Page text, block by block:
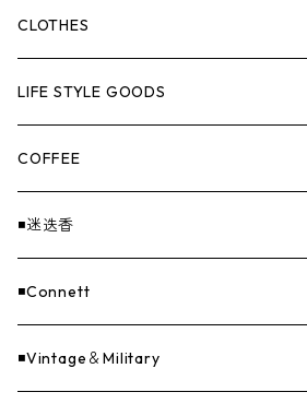
HANGBURGER（ハングバーガー）
EX-GATE（エクスゲート）
Others（その他）
COLLABORATION
UNITIUM.
THE UNFORM STORE オリジナル
ランタン＆ライト
クッカー＆カトラリー
バーナー
焚火
寝具
ファニチャー
CLOTHES
TOPS
PANTS
CAP
GOODS
バンダナ＆手ぬぐい
LIFE STYLE GOODS
ステッカー
COFFEE
◾️迷迭香
◾️Connett
◾️Vintage＆Military